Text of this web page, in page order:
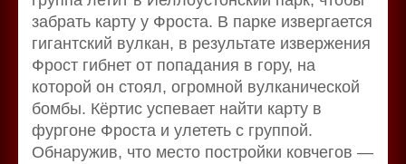
забрать карту у Фроста. В парке извергается
гигантский вулкан, в результате извержения
Фрост гибнет от попадания в гору, на
которой он стоял, огромной вулканической
бомбы. Кёртис успевает найти карту в
фургоне Фроста и улететь с группой.
Обнаружив, что место постройки ковчегов —